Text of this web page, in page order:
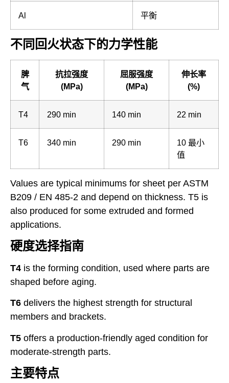
Al 平衡
不同回火状态下的力学性能
脾
气
抗拉强度
(MPa)
屈服强度
(MPa)
伸长率
(%)
T4 290 min 140 min 22 min
T6 340 min 290 min
10 最小
值
Values are typical minimums for sheet per ASTM
B209 / EN 485-2 and depend on thickness. T5 is
also produced for some extruded and formed
applications.
硬度选择指南
T4 is the forming condition, used where parts are
shaped before aging.
T6 delivers the highest strength for structural
members and brackets.
T5 offers a production-friendly aged condition for
moderate-strength parts.
主要特点